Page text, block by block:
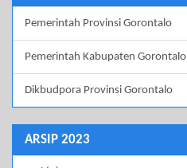
Pemerintah Provinsi Gorontalo
Pemerintah Kabupaten Gorontalo
Dikbudpora Provinsi Gorontalo
ARSIP 2023